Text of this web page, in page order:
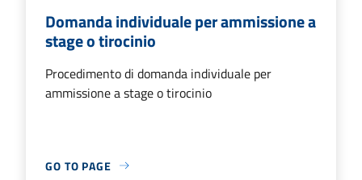
Domanda individuale per ammissione a
stage o tirocinio
Procedimento di domanda individuale per
ammissione a stage o tirocinio
GO TO PAGE